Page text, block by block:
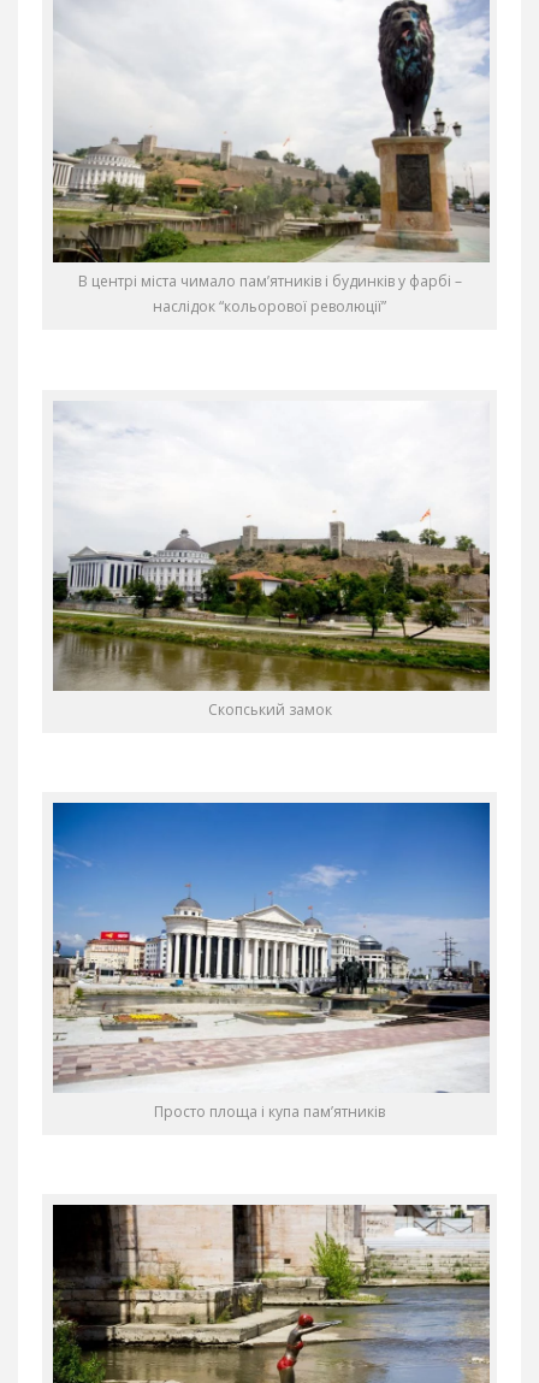
В центрі міста чимало пам’ятників і будинків у фарбі –
наслідок “кольорової революції”
Скопський замок
Просто площа і купа пам’ятників